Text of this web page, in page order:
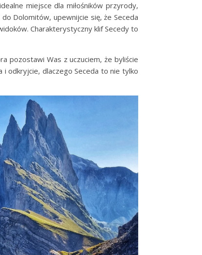
miejsce dla miłośników przyrody,
Dolomitów, upewnijcie się, że Seceda
Charakterystyczny klif Secedy to
pozostawi Was z uczuciem, że byliście
i odkryjcie, dlaczego Seceda to nie tylko